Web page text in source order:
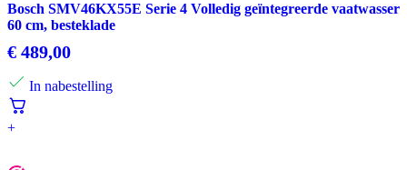
Bosch SMV46KX55E Serie 4 Volledig geïntegreerde vaatwasser
60 cm, besteklade
€ 489,00
In nabestelling
+